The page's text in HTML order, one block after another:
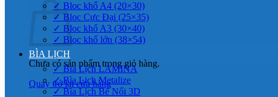
Chưa có sản phẩm trong giỏ hàng.
Quay trở lại cửa hàng
✓ Bloc khổ A4 (20×30)
✓ Bloc Cực Đại (25×35)
✓ Bloc khổ A3 (30×40)
✓ Bloc khổ lớn (38×54)
BÌA LỊCH
✓ Bìa Lịch LAMINA
✓ Bìa Lịch Metalize
✓ Bìa Lịch Bế Nổi 3D